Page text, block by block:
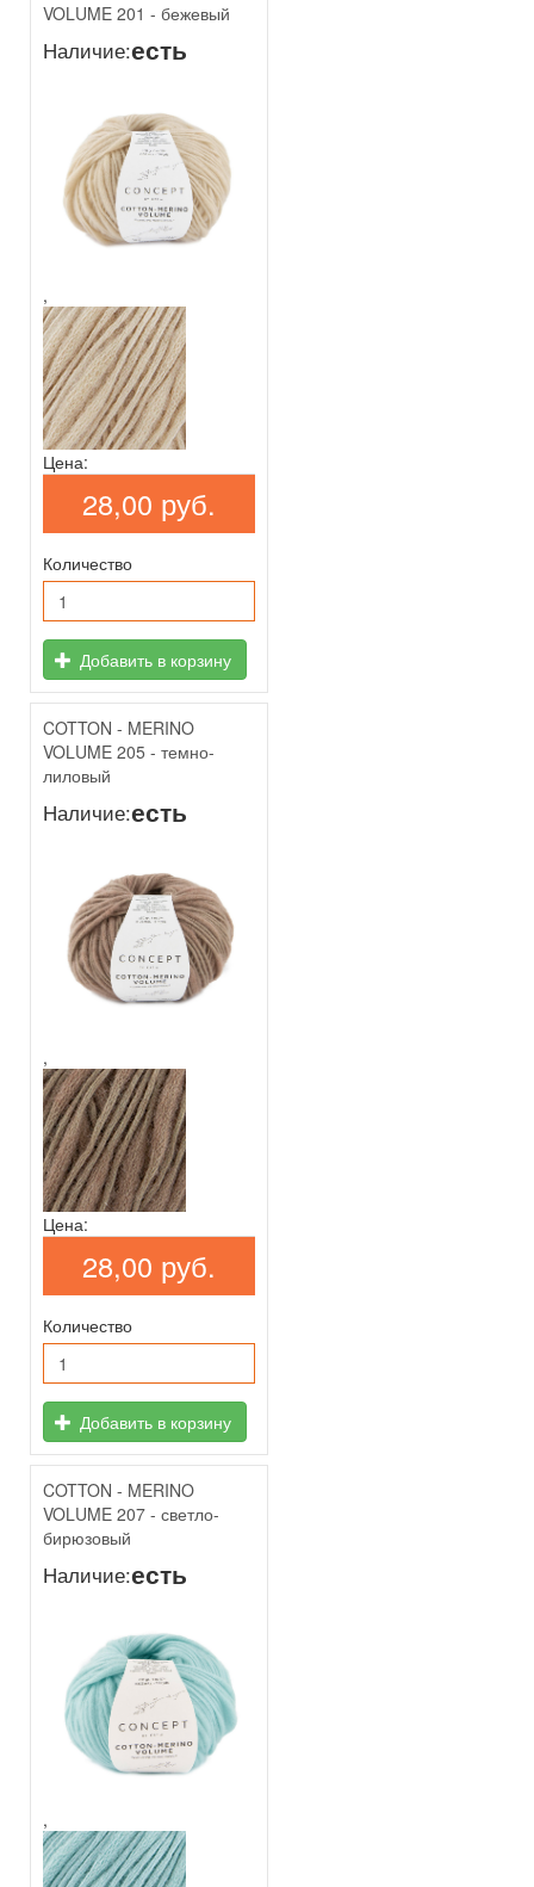
VOLUME 201 - бежевый
Наличие:есть
,
Цена:
28,00 руб.
Количество
Добавить в корзину
COTTON - MERINO
VOLUME 205 - темно-
лиловый
Наличие:есть
,
Цена:
28,00 руб.
Количество
Добавить в корзину
COTTON - MERINO
VOLUME 207 - светло-
бирюзовый
Наличие:есть
,